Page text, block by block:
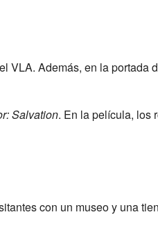
VLA. Además, en la portada
Salvation. En la película, los
con un museo y una